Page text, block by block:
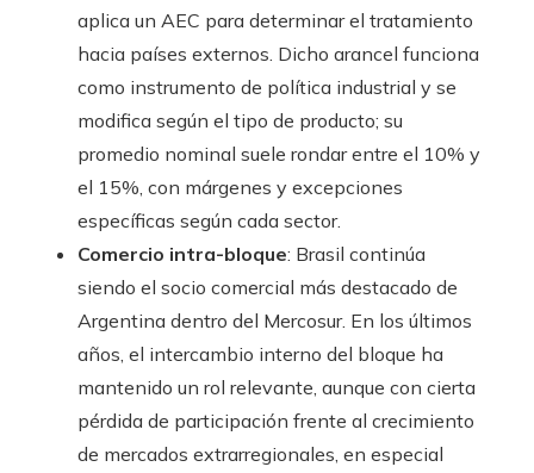
aplica un AEC para determinar el tratamiento
hacia países externos. Dicho arancel funciona
como instrumento de política industrial y se
modifica según el tipo de producto; su
promedio nominal suele rondar entre el 10% y
el 15%, con márgenes y excepciones
específicas según cada sector.
Comercio intra-bloque: Brasil continúa
siendo el socio comercial más destacado de
Argentina dentro del Mercosur. En los últimos
años, el intercambio interno del bloque ha
mantenido un rol relevante, aunque con cierta
pérdida de participación frente al crecimiento
de mercados extrarregionales, en especial